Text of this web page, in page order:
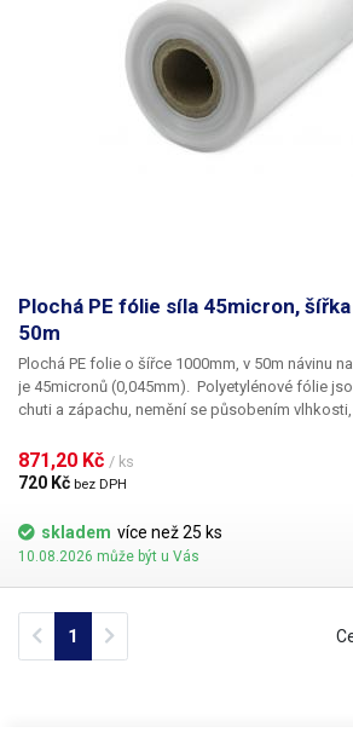
Plochá PE fólie síla 45micron,
50m
Plochá PE folie o šířce 1000mm, v 50m návinu
je 45micronů (0,045mm).
chuti a zápachu, nemění se působením
odolné proti mrazu a vlhkosti. Fólie je vhodná
obalů jakéhokoliv zboží. PE fólie jsou zdravotně
recyklovatelné a jsou vhodné i pro balení
dispozici). Jako obalový prostředek splňují
477/2001 Sb. (zákon o obalech). Ideální pro
svářečkami z naší nabídky. Materiál: PE (Polyethylen) Tloušťka materiálu:
45micron (0,045mm)*2 Šířka: 1000mm Délka
Tolerance rozměrů +/- 10%
tunel/rukáv)!!!
871,20 Kč / ks
720 Kč bez DPH
skladem více než 25 ks
10.08.2026 může být u Vás
Previous
1